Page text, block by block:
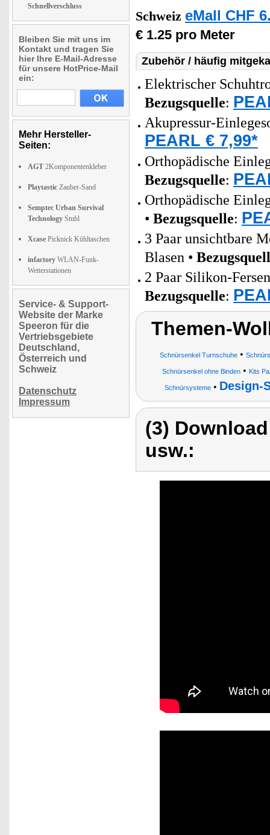
Schnellverschluss
Bleiben Sie mit uns im
Kontakt und tragen Sie
hier Ihre E-Mail-Adresse
für unsere HotPrice-Mail
ein:
Mehr Hersteller-
Seiten:
AGT 2Komponentenkleber
Playtastic Zauber-Sand
Semptec Urban Survival
Technology Stuhl
Xcase Picknick Kühltaschen
infactory WLAN-Funk-
Wetterstationen
Service- & Support-
Website der Marke
Speeron für die
Vertriebsgebiete
Deutschland,
Österreich und
Schweiz
Datenschutz
Impressum
Schweiz eMall CHF
€ 1.25 pro Meter
Zubehör / häufig
Elektrischer
Bezugsquelle:
Akupressur-
PEARL € 7,99*
Orthopädische
Bezugsquelle:
Orthopädische
• Bezugsquelle:
3 Paar unsichtbare
Blasen •
2 Paar Silikon-
Bezugsquelle:
Themen-
Schnürsenkel Turnschuhe•
Schnürsenkel ohne Binden • Kits
Schnürsysteme • Design-
(3)
usw.: